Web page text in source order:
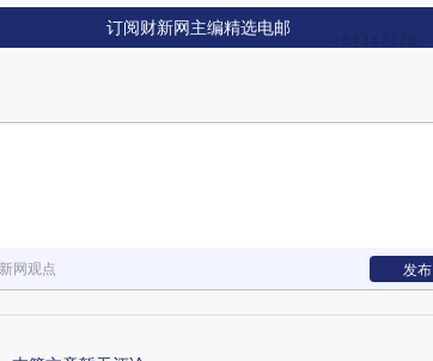
订阅财新网主编精选电邮
网观点 发布